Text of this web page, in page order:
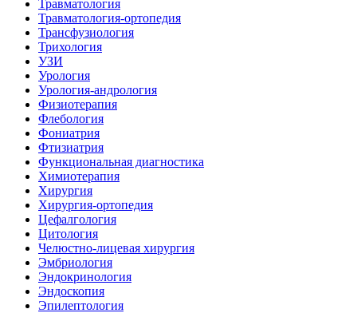
Травматология
Травматология-ортопедия
Трансфузиология
Трихология
УЗИ
Урология
Урология-андрология
Физиотерапия
Флебология
Фониатрия
Фтизиатрия
Функциональная диагностика
Химиотерапия
Хирургия
Хирургия-ортопедия
Цефалгология
Цитология
Челюстно-лицевая хирургия
Эмбриология
Эндокринология
Эндоскопия
Эпилептология